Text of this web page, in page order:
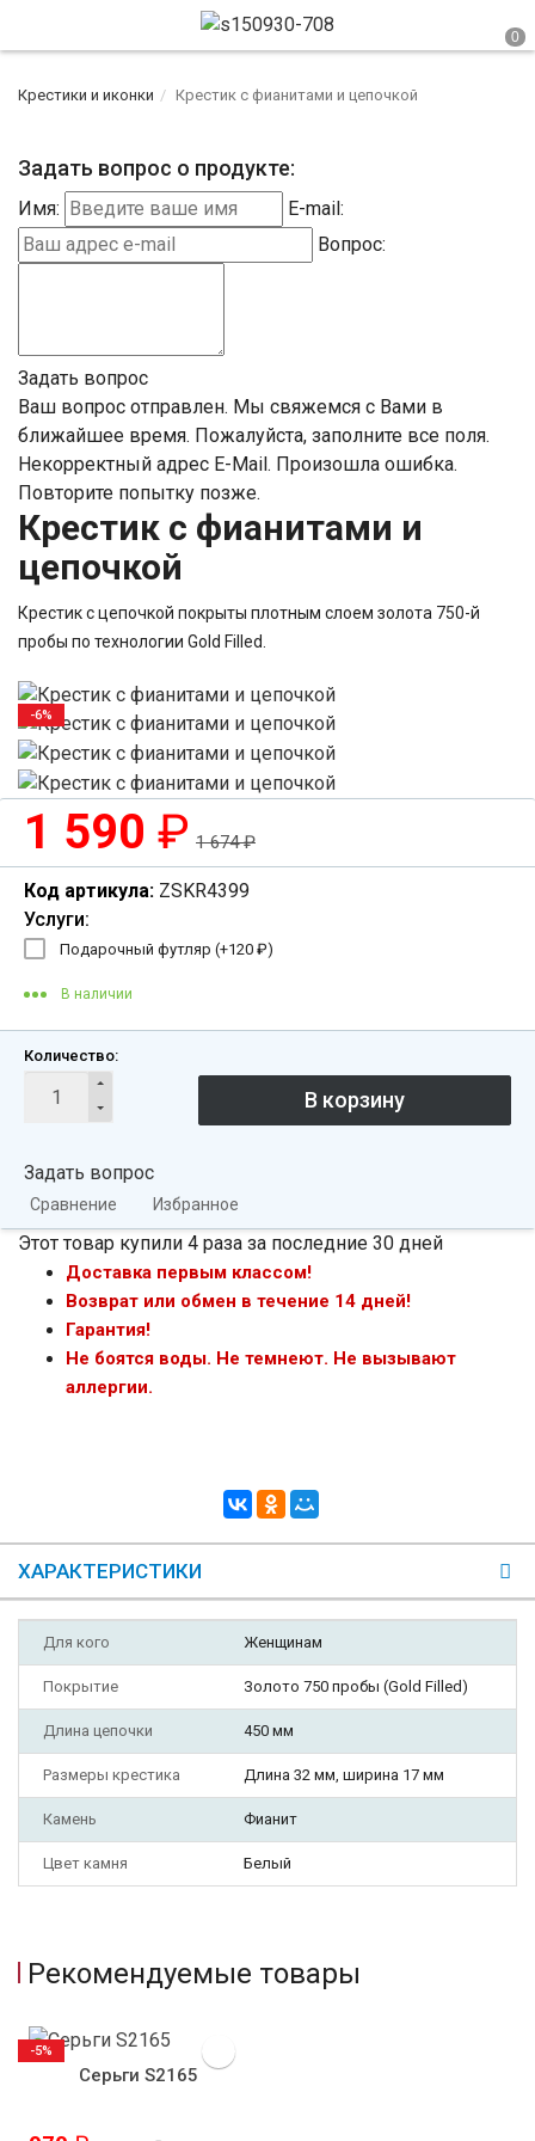
Крестики и иконки Крестик с фианитами и цепочкой
Задать вопрос о продукте:
Имя:
E-mail:
Вопрос:
Задать вопрос
Ваш вопрос отправлен. Мы свяжемся с Вами в
ближайшее время. Пожалуйста, заполните все поля.
Некорректный адрес E-Mail. Произошла ошибка.
Повторите попытку позже.
Крестик с фианитами и
цепочкой
Крестик с цепочкой покрыты плотным слоем золота 750-й
пробы по технологии Gold Filled.
-6%
1 590 ₽ 1 674₽
Код артикула: ZSKR4399
Услуги:
Подарочный футляр (+120 ₽)
В наличии
Количество:
Задать вопрос
Сравнение Избранное
Этот товар купили 4 раза за последние 30 дней
Доставка первым классом!
Возврат или обмен в течение 14 дней!
Гарантия!
Не боятся воды. Не темнеют. Не вызывают
аллергии.
ХАРАКТЕРИСТИКИ
Для кого Женщинам
Покрытие Золото 750 пробы (Gold Filled)
Длина цепочки 450 мм
Размеры крестика Длина 32 мм, ширина 17 мм
Камень Фианит
Цвет камня Белый
Рекомендуемые товары
Серьги S2165
-5%